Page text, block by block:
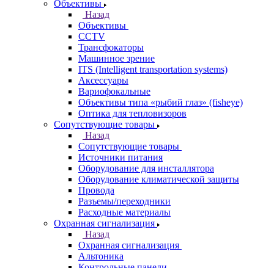
Объективы
Назад
Объективы
CCTV
Трансфокаторы
Машинное зрение
ITS (Intelligent transportation systems)
Аксессуары
Вариофокальные
Объективы типа «рыбий глаз» (fisheye)
Оптика для тепловизоров
Сопутствующие товары
Назад
Сопутствующие товары
Источники питания
Оборудование для инсталлятора
Оборудование климатической защиты
Провода
Разъемы/переходники
Расходные материалы
Охранная сигнализация
Назад
Охранная сигнализация
Альтоника